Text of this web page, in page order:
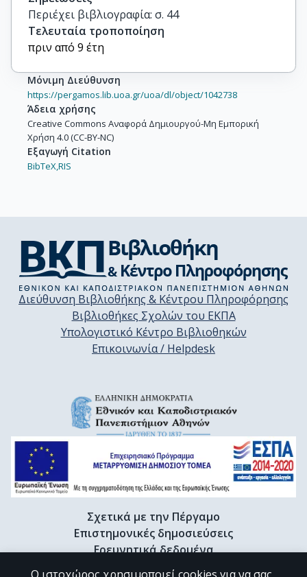
Περιέχει βιβλιογραφία: σ. 44
Τελευταία τροποποίηση
πριν από 9 έτη
Μόνιμη Διεύθυνση
https://pergamos.lib.uoa.gr/uoa/dl/object/1042738
Άδεια χρήσης
Creative Commons Αναφορά Δημιουργού-Μη Εμπορική
Χρήση 4.0 (CC-BY-NC)
Εξαγωγή Citation
BibTeX,RIS
Διεύθυνση Βιβλιοθήκης & Κέντρου Πληροφόρησης
Βιβλιοθήκες Σχολών του ΕΚΠΑ
Υπολογιστικό Κέντρο Βιβλιοθηκών
Επικοινωνία / Helpdesk
Σχετικά με την Πέργαμο
Επιστημονικές δημοσιεύσεις
Ερευνητικά δεδομένα
Διδακτορικές διατριβές & Γκρίζα βιβλιογραφία